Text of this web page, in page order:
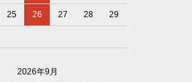
25 26 27 28 29
2026年9月